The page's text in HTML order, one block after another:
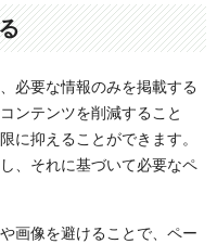
必要な情報のみを掲載する
ンテンツを削減すること
に抑えることができます。
、それに基づいて必要なペ
画像を避けることで、ペー